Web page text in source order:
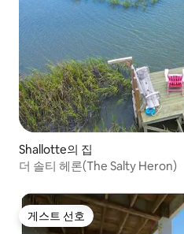
Shallotte의 집
더 솔티 헤론(The Salty Heron)
게스트 선호
게스트 선호